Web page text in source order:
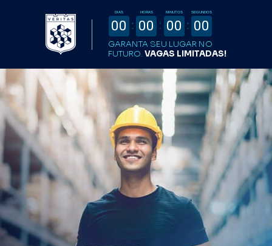
DIAS HORAS MINUTOS SEGUNDOS
00 00 00 00
GARANTA SEU LUGAR NO
FUTURO. VAGAS LIMITADAS!